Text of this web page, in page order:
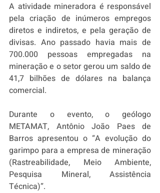
A atividade mineradora é responsável
pela criação de inúmeros empregos
diretos e indiretos, e pela geração de
divisas. Ano passado havia mais de
700.000 pessoas empregadas na
mineração e o setor gerou um saldo de
41,7 bilhões de dólares na balança
comercial.
Durante o evento, o geólogo
METAMAT, Antônio João Paes de
Barros apresentou o “A evolução do
garimpo para a empresa de mineração
(Rastreabilidade, Meio Ambiente,
Pesquisa Mineral, Assistência
Técnica)”.